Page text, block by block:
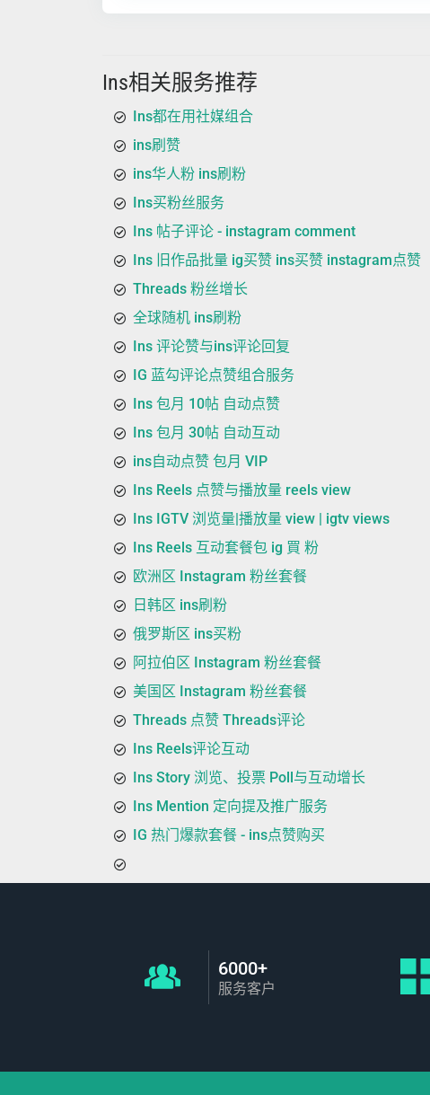
Ins相关服务推荐
Ins都在用社媒组合
ins刷赞
ins华人粉 ins刷粉
Ins买粉丝服务
Ins 帖子评论 - instagram comment
Ins 旧作品批量 ig买赞 ins买赞 instagram点赞
Threads 粉丝增长
全球随机 ins刷粉
Ins 评论赞与ins评论回复
IG 蓝勾评论点赞组合服务
Ins 包月 10帖 自动点赞
Ins 包月 30帖 自动互动
ins自动点赞 包月 VIP
Ins Reels 点赞与播放量 reels view
Ins IGTV 浏览量|播放量 view | igtv views
Ins Reels 互动套餐包 ig 買 粉
欧洲区 Instagram 粉丝套餐
日韩区 ins刷粉
俄罗斯区 ins买粉
阿拉伯区 Instagram 粉丝套餐
美国区 Instagram 粉丝套餐
Threads 点赞 Threads评论
Ins Reels评论互动
Ins Story 浏览、投票 Poll与互动增长
Ins Mention 定向提及推广服务
IG 热门爆款套餐 - ins点赞购买
6000+
服务客户